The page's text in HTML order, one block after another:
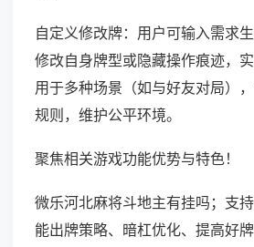
自定义修改牌：用户可输入需求
修改自身牌型或隐藏操作痕迹，
用于多种场景（如与好友对局）
规则，维护公平环境。
聚焦相关游戏功能优势与特色！
微乐河北麻将斗地主有挂吗；支
能出牌策略、暗杠优化、提高好